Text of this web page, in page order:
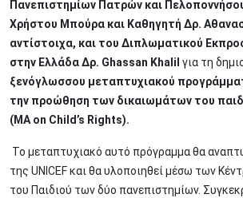
Πανεπιστημίων Πατρών και
Χρήστου Μπούρα και Καθηγητή Δρ.
αντίστοιχα, και του Διπλωματικού
στην Ελλάδα Δρ. Ghassan Khalil για τη
ξενόγλωσσου μεταπτυχιακού
την προώθηση των δικαιωμάτων του
(MA on Child’s Rights).
Το μεταπτυχιακό αυτό πρόγραμμα θα
της UNICEF και θα υλοποιηθεί μέσω των
του Παιδιού των δύο πανεπιστημίων.